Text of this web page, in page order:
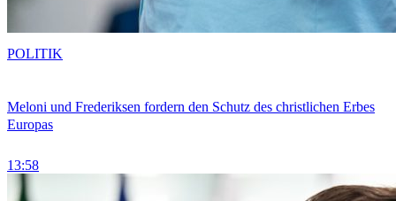
Meloni und Frederiksen fordern den Schutz des christlichen Erbes
Europas
13:58
POLITIK